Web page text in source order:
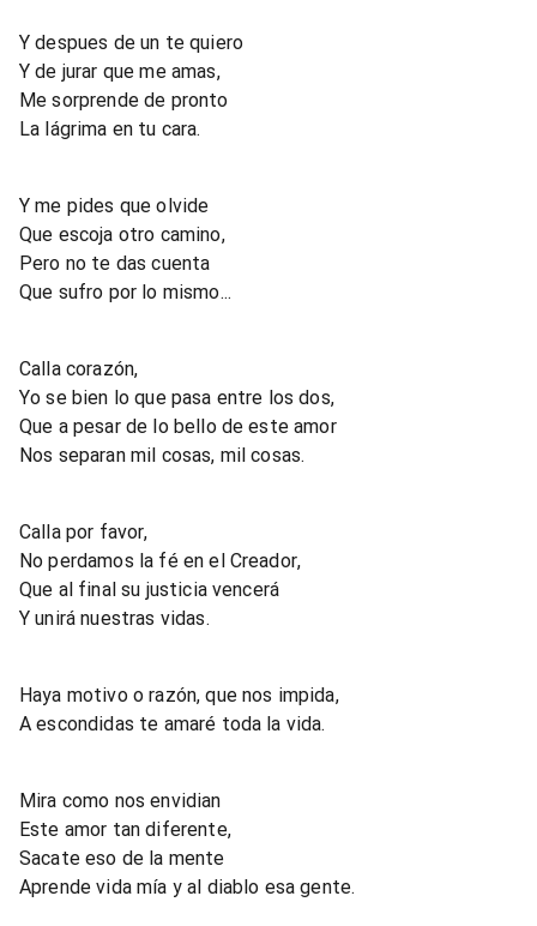
Y despues de un te quiero
Y de jurar que me amas,
Me sorprende de pronto
La lágrima en tu cara.
Y me pides que olvide
Que escoja otro camino,
Pero no te das cuenta
Que sufro por lo mismo...
Calla corazón,
Yo se bien lo que pasa entre los dos,
Que a pesar de lo bello de este amor
Nos separan mil cosas, mil cosas.
Calla por favor,
No perdamos la fé en el Creador,
Que al final su justicia vencerá
Y unirá nuestras vidas.
Haya motivo o razón, que nos impida,
A escondidas te amaré toda la vida.
Mira como nos envidian
Este amor tan diferente,
Sacate eso de la mente
Aprende vida mía y al diablo esa gente.